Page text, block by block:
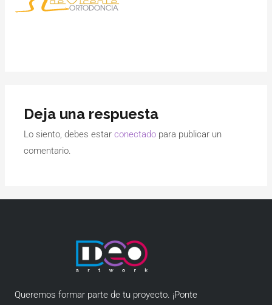
Deja una respuesta
Lo siento, debes estarconectado para publicar un
comentario.
Queremos formar parte de tu proyecto. ¡Ponte